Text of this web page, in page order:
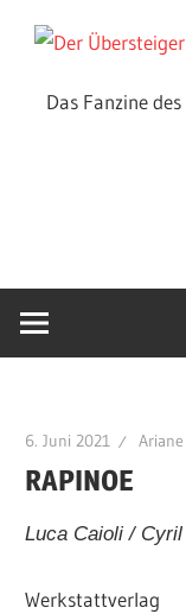
Inhalt
Das Fanzine
6. Juni 2021 Ariane
RAPINOE
Luca Caioli /
Werkstattverlag